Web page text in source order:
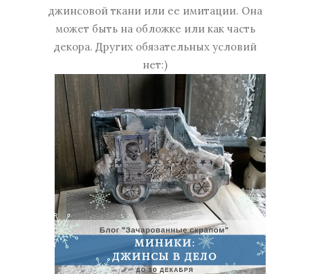
джинсовой ткани или ее имитации. Она
может быть на обложке или как часть
декора. Других обязательных условий
нет:)